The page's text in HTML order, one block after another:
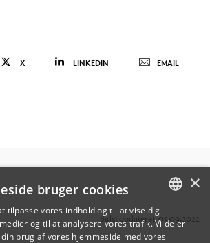
X LINKEDIN EMAIL
Sidst opdateret: 05.09.2022
DANISH
×
bruger cookies
tilpasse vores indhold og til at vise dig
og til at analysere vores trafik. Vi deler
brug af vores hjemmeside med vores